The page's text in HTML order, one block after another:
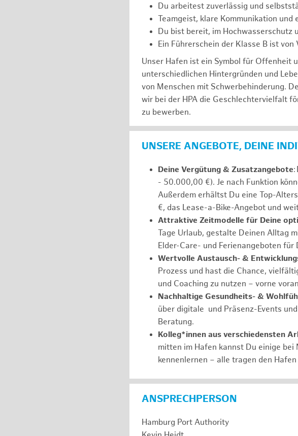
Du arbeitest zuverlässig und
Teamgeist, klare Kommunikation
Du bist bereit, im Hochwasserschutz
Ein Führerschein der Klasse B ist von
Unser Hafen ist ein Symbol für Offenheit
unterschiedlichen Hintergründen und
von Menschen mit Schwerbehinderung.
wir bei der HPA die Geschlechtervielfalt
zu bewerben.
UNSERE ANGEBOTE, DEINE
Deine Vergütung & Zusatzangebote:
- 50.000,00 €). Je nach Funktion
Außerdem erhältst Du eine Top-
€, das Lease-a-Bike-Angebot und
Attraktive Zeitmodelle für Deine
Tage Urlaub, gestalte Deinen Alltag
Elder-Care- und Ferienangeboten für
Wertvolle Austausch- &
Prozess und hast die Chance,
und Coaching zu nutzen – vorne
Nachhaltige Gesundheits- &
über digitale und Präsenz-Events
Beratung.
Kolleg*innen aus verschiedensten
mitten im Hafen kannst Du einige
kennenlernen – alle tragen den Hafen
ANSPRECHPERSON
Hamburg Port Authority